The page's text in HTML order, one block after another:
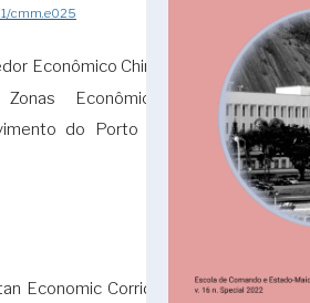
cmm.e025
Econômico China-
Econômicas
do Porto de
Economic Corridor